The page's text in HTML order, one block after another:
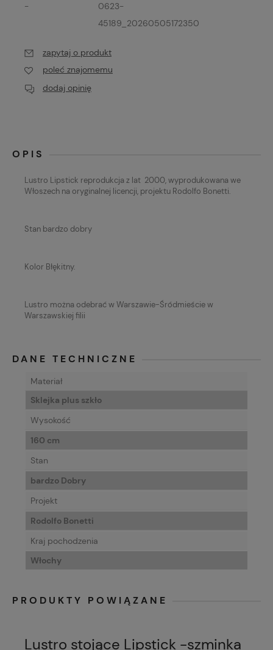
-
0623-
45189_20260505172350
zapytaj o produkt
poleć znajomemu
dodaj opinię
OPIS
Lustro Lipstick reprodukcja z lat 2000, wyprodukowana we
Włoszech na oryginalnej licencji, projektu Rodolfo Bonetti.
Stan bardzo dobry
Kolor Błękitny.
Lustro można odebrać w Warszawie-Śródmieście w
Warszawskiej filii
DANE TECHNICZNE
Materiał
Sklejka plus szkło
Wysokość
160 cm
Stan
bardzo Dobry
Projekt
Rodolfo Bonetti
Kraj pochodzenia
Włochy
PRODUKTY POWIĄZANE
Lustro stojące Lipstick -szminka